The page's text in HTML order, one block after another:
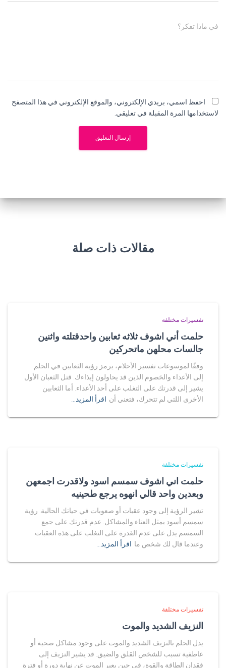
في ماذا تفكر؟
احفظ اسمي، بريدي الإلكتروني، والموقع الإلكتروني في هذا المتصفح
لاستخدامها المرة المقبلة في تعليقي.
مقالات ذات صلة
تفسيرات مختلفة
حلمت أني اشوف ثلاثه ثعابين واحدقتلته واثنين
جالسات محلهن ماتحركين
وفقًا لموسوعات تفسير الأحلام، يرمز رؤية الثعابين في الحلم
إلى الأعداء والخصوم الذين قد يحاولون إيذاءك. قتل الثعبان الأول
يشير إلى قدرتك على التغلب على أحد الأعداء. أما الثعابين
الأخرى اللتي لم تتحرك، فتعني أن اقرأ المزيد…
تفسيرات مختلفة
حلمت اني اشوف سمسم اسود ولاقدرت اجمعهن
وبعدين واحد قالي انهوه يرجع طحينيه
تشير الرؤية إلى وجود عقبات أو صعوبات في حياتك الحالية. رؤية
سمسم أسود يمثل العناء والمشاكل. عدم قدرتك على جمع
السمسم يدل على عدم القدرة على التغلب على هذه العقبات.
وعندما قال لك شخص ما اقرأ المزيد…
تفسيرات مختلفة
النزيف الشديد والموت
يدل الحلم بالنزيف الشديد والموت على وجود مشاكل صحية أو
عاطفية تسبب للشخص القلق والضيق. قد يشير النزيف إلى
فقدان الطاقة والقوة، في حين يعبر الموت عن نهاية دورة أو فترة